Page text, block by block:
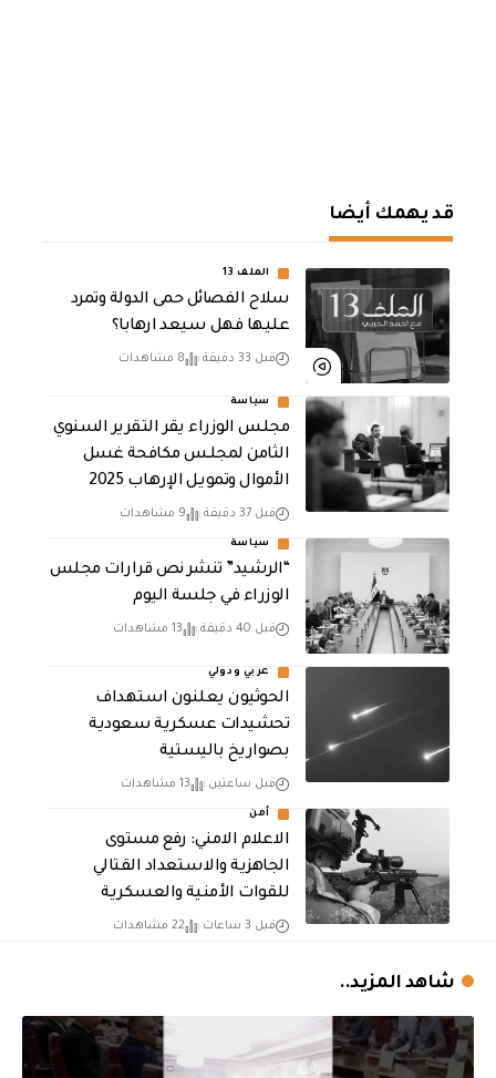
قد يهمك أيضا
الملف 13
سلاح الفصائل حمى الدولة وتمرد
عليها فهل سيعد ارهابا؟
قبل 33 دقيقة 8 مشاهدات
سياسة
مجلس الوزراء يقر التقرير السنوي
الثامن لمجلـس مكافحة غسل
الأموال وتمويـل الإرهـاب 2025
قبل 37 دقيقة 9 مشاهدات
سياسة
“الرشيد” تنشر نص قرارات مجلس
الوزراء في جلسة اليوم
قبل 40 دقيقة 13 مشاهدات
عربي ودولي
الحوثيون يعلنون استهداف
تحشيدات عسكرية سعودية
بصواريخ باليستية
قبل ساعتين 13 مشاهدات
أمن
الاعلام الامني: رفع مستوى
الجاهزية والاستعداد القتالي
للقوات الأمنية والعسكرية
قبل 3 ساعات 22 مشاهدات
شاهد المزيد..